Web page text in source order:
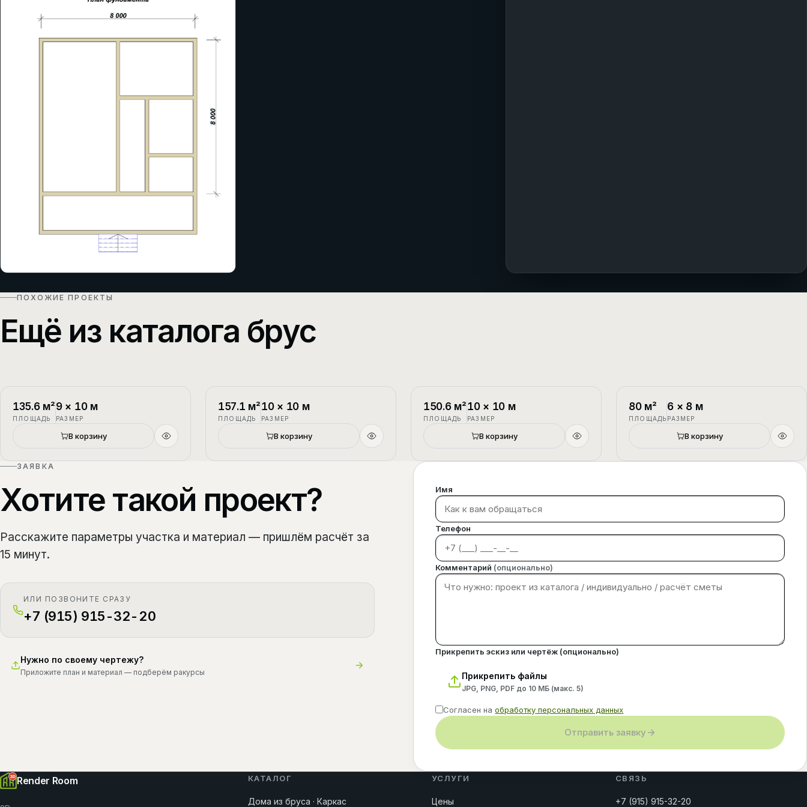
ПОХОЖИЕ ПРОЕКТЫ
Ещё из каталога брус
П-1
135.6м²
ПЛОЩАДЬ
9× 10м
РАЗМЕР
В корзину
П-2
157.1 м²
ПЛОЩАДЬ
10× 10 м
РАЗМЕР
В корзину
П-3
150.6м²
ПЛОЩАДЬ
10× 10 м
РАЗМЕР
В корзину
П-4
80м²
ПЛОЩАДЬ
6 × 8 м
РАЗМЕР
В корзину
ЗАЯВКА
Хотите такой проект?
Расскажите параметры участка и материал — пришлём расчёт за
15 минут.
ИЛИ ПОЗВОНИТЕ СРАЗУ
+7 (915) 915-32-20
Нужно по своему чертежу?
Приложите план и материал — подберём ракурсы
Имя
Телефон
Комментарий (опционально)
Прикрепить эскиз или чертёж (опционально)
Прикрепить файлы
JPG, PNG, PDF до 10 МБ (макс.5)
Согласен наобработку персональных данных
Отправить заявку
Render Room КАТАЛОГ
Дома из бруса · Каркас
УСЛУГИ
Цены
СВЯЗЬ
+7 (915) 915-32-20